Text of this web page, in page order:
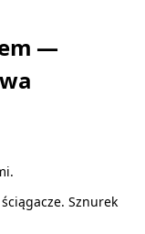
—
Sznurek